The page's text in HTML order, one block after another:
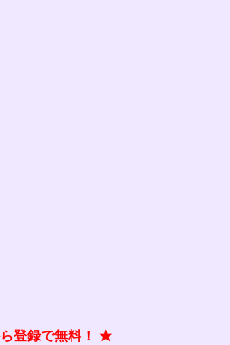
登録で無料！ ★